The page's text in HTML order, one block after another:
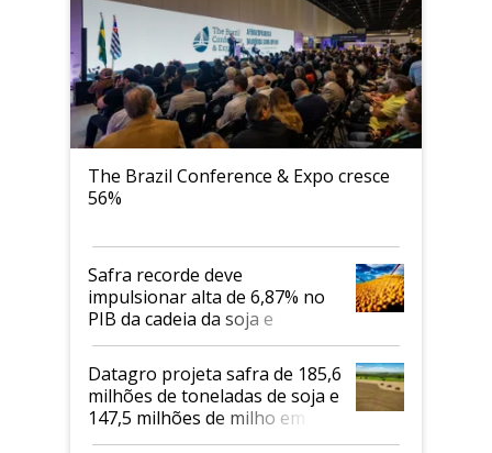
The Brazil Conference & Expo cresce
56%
Safra recorde deve
impulsionar alta de 6,87% no
PIB da cadeia da soja e
biodiesel em 2026
Datagro projeta safra de 185,6
milhões de toneladas de soja e
147,5 milhões de milho em
2026/27